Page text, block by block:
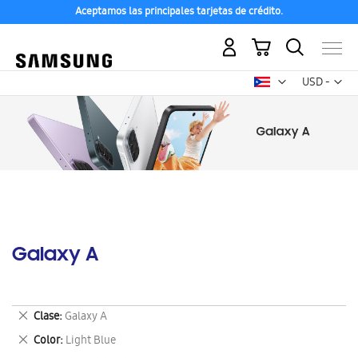
Aceptamos las principales tarjetas de crédito.
USD -
dólar
Mi carrito
Galaxy A
Clase Galaxy A
Eliminar
este
artículo
Color Light Blue
Eliminar